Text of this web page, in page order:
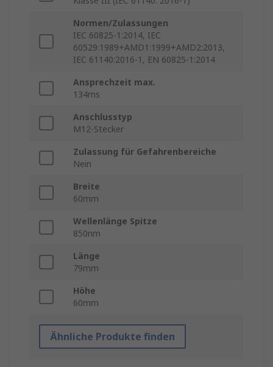
Normen/Zulassungen
IEC 60825-1:2014, IEC
60529:1989+AMD1:1999+AMD2:2013,
IEC 61140:2016-1, EN 60825-1:2014
Ansprechzeit max.
134ms
Anschlusstyp
M12-Stecker
Zulassung für Gefahrenbereiche
Nein
Breite
60mm
Wellenlänge Spitze
850nm
Länge
79mm
Höhe
60mm
Ähnliche Produkte finden